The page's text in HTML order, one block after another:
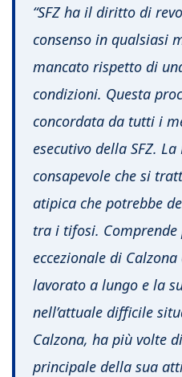
“SFZ ha il diritto di
consenso in qualsiasi
mancato rispetto di
condizioni. Questa
concordata da tutti i
esecutivo della SFZ.
consapevole che si
atipica che potrebbe
tra i tifosi.
eccezionale di
lavorato a lungo e la
nell’attuale difficile
Calzona, ha più volte
principale della sua